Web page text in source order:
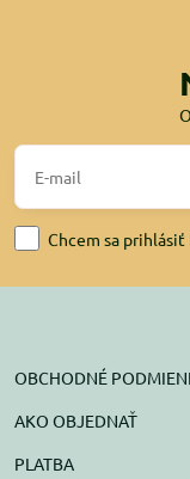
Chcem sa
OBCHODNÉ
AKO OBJEDNAŤ
PLATBA